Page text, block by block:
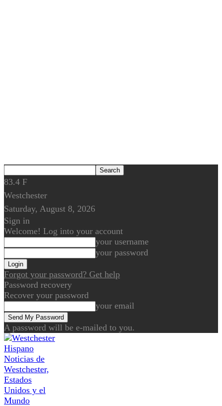
83.4 F
Westchester
Saturday, August 8, 2026
Sign in
Welcome! Log into your account
your username
your password
Forgot your password? Get help
Password recovery
Recover your password
your email
A password will be e-mailed to you.
Noticias de
Westchester,
Estados
Unidos y el
Mundo